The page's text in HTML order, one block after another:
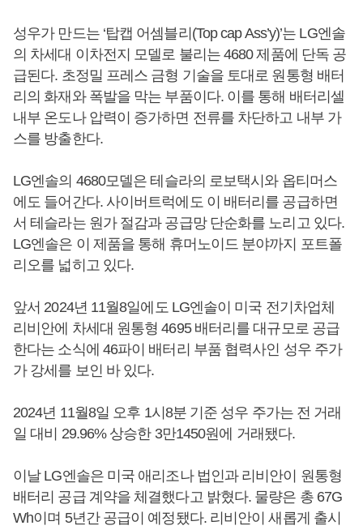
성우가 만드는 ‘탑캡 어셈블리(Top cap Ass’y)’는 LG엔솔
의 차세대 이차전지 모델로 불리는 4680 제품에 단독 공
급된다. 초정밀 프레스 금형 기술을 토대로 원통형 배터
리의 화재와 폭발을 막는 부품이다. 이를 통해 배터리셀
내부 온도나 압력이 증가하면 전류를 차단하고 내부 가
스를 방출한다.
LG엔솔의 4680모델은 테슬라의 로보택시와 옵티머스
에도 들어간다. 사이버트럭에도 이 배터리를 공급하면
서 테슬라는 원가 절감과 공급망 단순화를 노리고 있다.
LG엔솔은 이 제품을 통해 휴머노이드 분야까지 포트폴
리오를 넓히고 있다.
앞서 2024년 11월8일에도 LG엔솔이 미국 전기차업체
리비안에 차세대 원통형 4695 배터리를 대규모로 공급
한다는 소식에 46파이 배터리 부품 협력사인 성우 주가
가 강세를 보인 바 있다.
2024년 11월8일 오후 1시8분 기준 성우 주가는 전 거래
일 대비 29.96% 상승한 3만1450원에 거래됐다.
이날 LG엔솔은 미국 애리조나 법인과 리비안이 원통형
배터리 공급 계약을 체결했다고 밝혔다. 물량은 총 67G
Wh이며 5년간 공급이 예정됐다. 리비안이 새롭게 출시